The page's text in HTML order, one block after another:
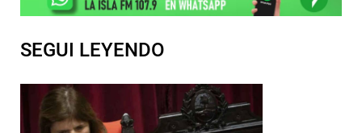
SEGUI LEYENDO